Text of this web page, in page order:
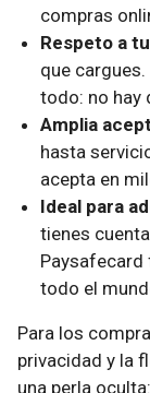
compras
Respeto a
que
todo: no hay
Amplia
hasta
acepta en
Ideal para
tienes
todo el
Para los
privacidad y la
una perla